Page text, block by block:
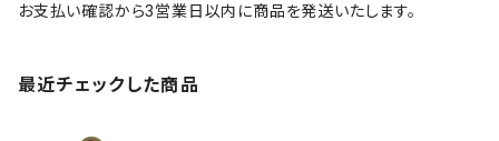
お支払い確認から3営業日以内に商品を発送いたします。
最近チェックした商品